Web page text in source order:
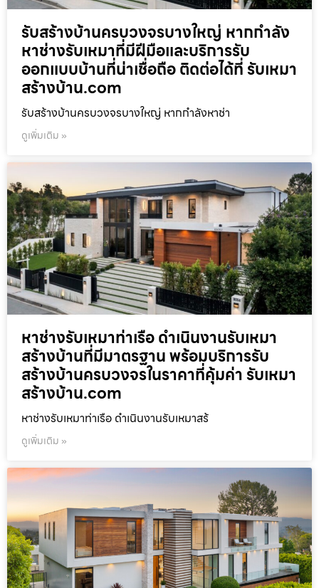
รับสร้างบ้านครบวงจรบางใหญ่ หากกำลัง
หาช่างรับเหมาที่มีฝีมือและบริการรับ
ออกแบบบ้านที่น่าเชื่อถือ ติดต่อได้ที่ รับเหมา
สร้างบ้าน.com
รับสร้างบ้านครบวงจรบางใหญ่ หากกำลังหาช่า
ดูเพิ่มเติม »
หาช่างรับเหมาท่าเรือ ดำเนินงานรับเหมา
สร้างบ้านที่มีมาตรฐาน พร้อมบริการรับ
สร้างบ้านครบวงจรในราคาที่คุ้มค่า รับเหมา
สร้างบ้าน.com
หาช่างรับเหมาท่าเรือ ดำเนินงานรับเหมาสร้
ดูเพิ่มเติม »